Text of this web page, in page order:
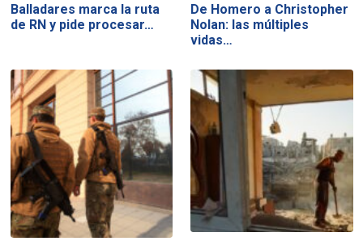
Balladares marca la ruta
de RN y pide procesar…
De Homero a Christopher
Nolan: las múltiples
vidas…